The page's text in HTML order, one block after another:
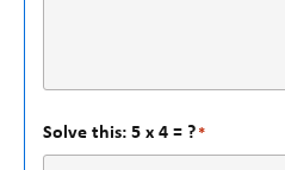
Solve this: 5 x 4 = ?*